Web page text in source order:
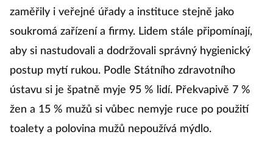
zaměřily i veřejné úřady a instituce stejně jako
soukromá zařízení a firmy. Lidem stále připomínají,
aby si nastudovali a dodržovali správný hygienický
postup mytí rukou. Podle Státního zdravotního
ústavu si je špatně myje 95 % lidí. Překvapivě 7 %
žen a 15 % mužů si vůbec nemyje ruce po použití
toalety a polovina mužů nepoužívá mýdlo.